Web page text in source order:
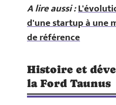
A lire aussi :
d'une startup à une
de référence
Histoire et
la Ford Taunus